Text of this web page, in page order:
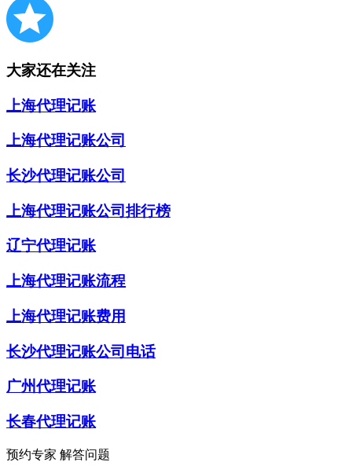
大家还在关注
上海代理记账
上海代理记账公司
长沙代理记账公司
上海代理记账公司排行榜
辽宁代理记账
上海代理记账流程
上海代理记账费用
长沙代理记账公司电话
广州代理记账
长春代理记账
预约专家 解答问题